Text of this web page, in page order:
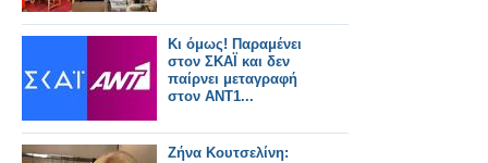
Κι όμως! Παραμένει
στον ΣΚΑΪ και δεν
παίρνει μεταγραφή
στον ΑΝΤ1...
Ζήνα Κουτσελίνη: